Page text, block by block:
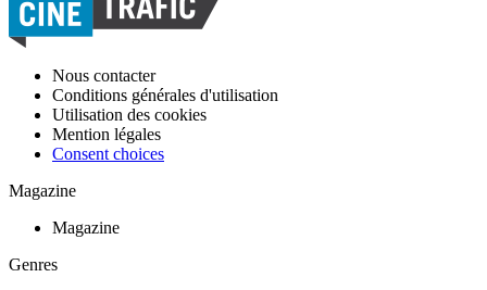
Nous contacter
Conditions générales d'utilisation
Utilisation des cookies
Mention légales
Consent choices
Magazine
Magazine
Genres